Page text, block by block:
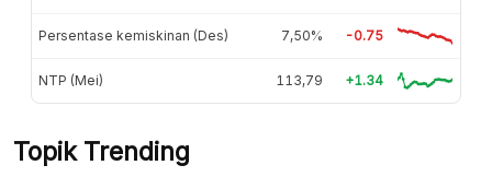
Persentase kemiskinan (Des) 7,50% -0.75
NTP (Mei) 113,79 +1.34
Topik Trending